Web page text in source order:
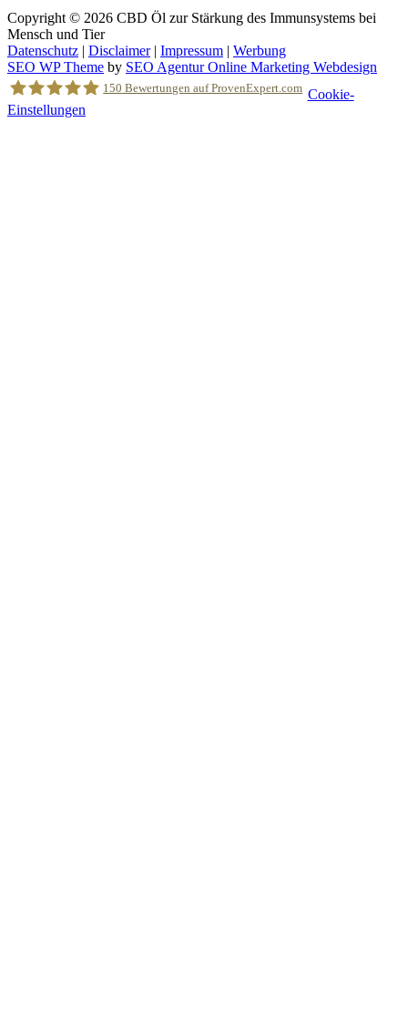
Copyright © 2026 CBD Öl zur Stärkung des Immunsystems bei
Mensch und Tier
Datenschutz | Disclaimer| Impressum | Werbung
SEO WP Theme by SEO Agentur Online Marketing Webdesign
Nach
oben
scrollen
150 Bewertungen auf ProvenExpert.com Cookie-
Einstellungen